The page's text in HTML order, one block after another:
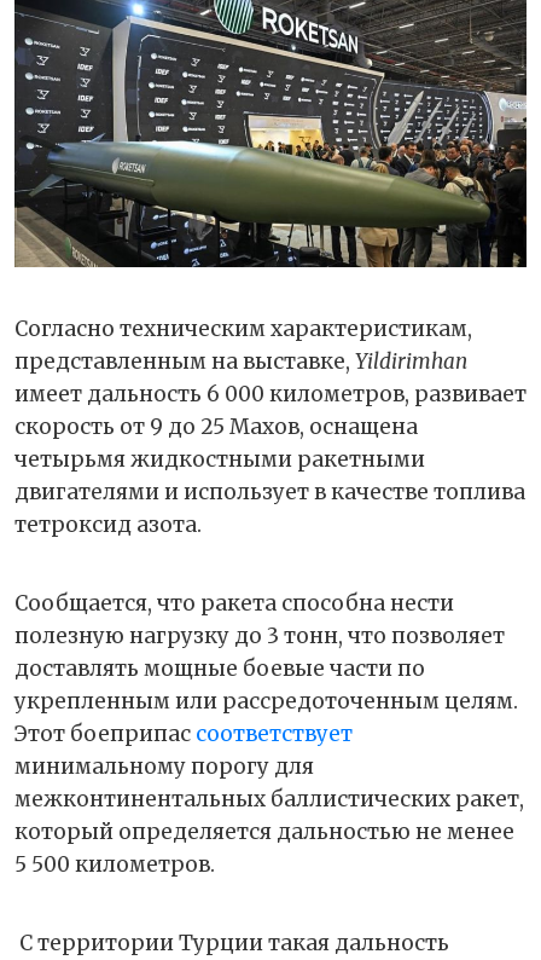
Согласно техническим характеристикам,
представленным на выставке, Yildirimhan
имеет дальность 6 000 километров, развивает
скорость от 9 до 25 Махов, оснащена
четырьмя жидкостными ракетными
двигателями и использует в качестве топлива
тетроксид азота.
Сообщается, что ракета способна нести
полезную нагрузку до 3 тонн, что позволяет
доставлять мощные боевые части по
укрепленным или рассредоточенным целям.
Этот боеприпас соответствует
минимальному порогу для
межконтинентальных баллистических ракет,
который определяется дальностью не менее
5 500 километров.
С территории Турции такая дальность